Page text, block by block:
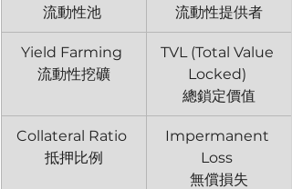
流動性池
流動性提供者
Yield Farming
流動性挖礦
TVL (Total Value
Locked)
總鎖定價值
Collateral Ratio
抵押比例
Impermanent
Loss
無償損失